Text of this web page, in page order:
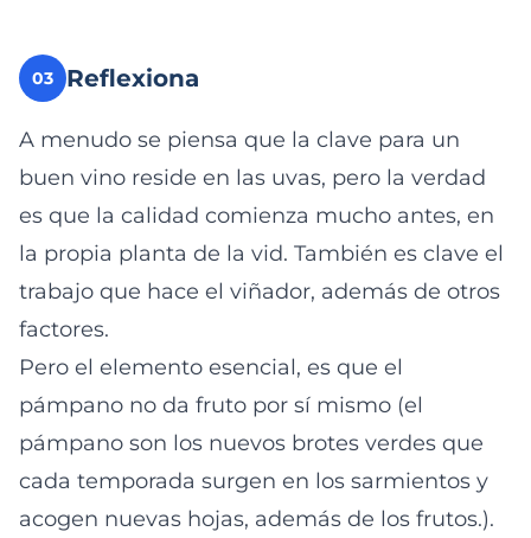
03 Reflexiona
A menudo se piensa que la clave para un
buen vino reside en las uvas, pero la verdad
es que la calidad comienza mucho antes, en
la propia planta de la vid. También es clave el
trabajo que hace el viñador, además de otros
factores.
Pero el elemento esencial, es que el
pámpano no da fruto por sí mismo (el
pámpano son los nuevos brotes verdes que
cada temporada surgen en los sarmientos y
acogen nuevas hojas, además de los frutos.).